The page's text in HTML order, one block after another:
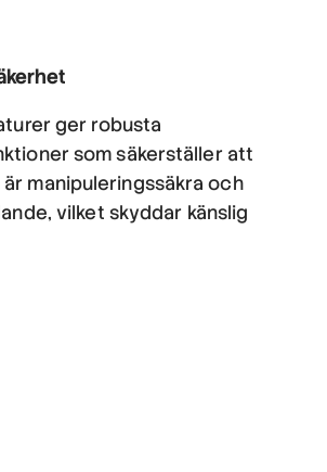
ger robusta
som säkerställer att
manipuleringssäkra och
vilket skyddar känslig